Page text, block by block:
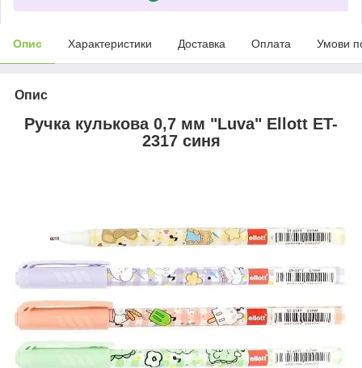
Опис Характеристики Доставка Оплата Умови
Опис
Ручка кулькова 0,7 мм "Luva" Ellott ET-
2317 синя